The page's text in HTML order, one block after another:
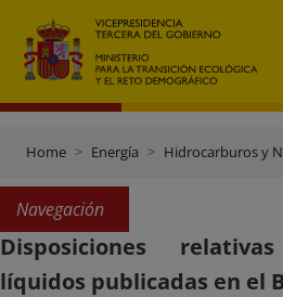
Home Energía Hidrocarburos y
Navegación
Disposiciones
líquidos publicadas en el